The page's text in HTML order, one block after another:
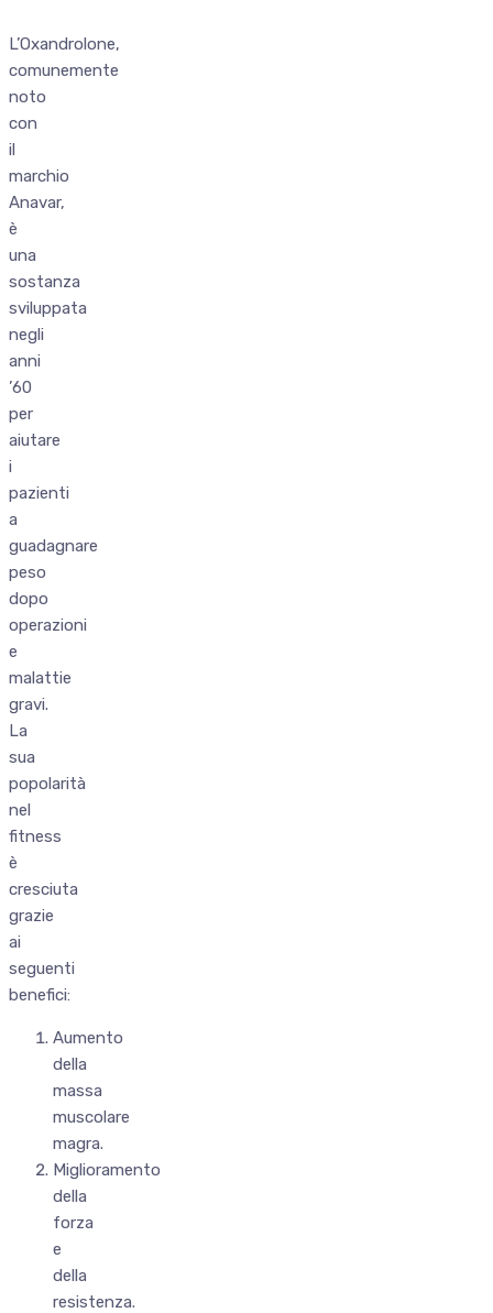
L’Oxandrolone,
comunemente
noto
con
il
marchio
Anavar,
è
una
sostanza
sviluppata
negli
anni
’60
per
aiutare
i
pazienti
a
guadagnare
peso
dopo
operazioni
e
malattie
gravi.
La
sua
popolarità
nel
fitness
è
cresciuta
grazie
ai
seguenti
benefici:
Aumento
della
massa
muscolare
magra.
Miglioramento
della
forza
e
della
resistenza.